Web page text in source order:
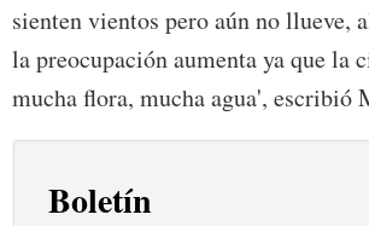
sienten vientos pero aún no llueve,
la preocupación aumenta ya que la
mucha flora, mucha agua', escribió
Boletín